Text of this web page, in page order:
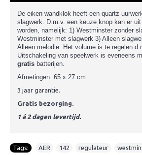
De eiken wandklok heeft een quartz-
slagwerk. D.m.v. een keuze knop kan er
worden, namelijk: 1) Westminster zonder
Westminster met slagwerk 3) Alleen
Alleen melodie. Het volume is te regelen
Uitschakeling van speelwerk is eveneens
gratis batterijen.
Afmetingen: 65 x 27 cm.
3 jaar garantie.
Gratis bezorging.
1 á 2 dagen levertijd.
Tags: AER 142 regulateur